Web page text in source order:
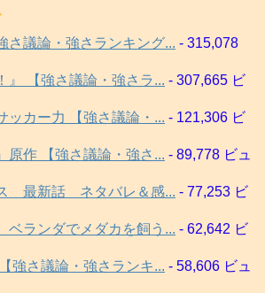
さ議論・強さランキング... - 315,078
』 【強さ議論・強さラ... - 307,665 ビ
ッカー力 【強さ議論・... - 121,306 ビ
原作 【強さ議論・強さ... - 89,778 ビュ
最新話 ネタバレ＆感... - 77,253 ビ
ベランダでメダカを飼う... - 62,642 ビ
強さ議論・強さランキ... - 58,606 ビュ